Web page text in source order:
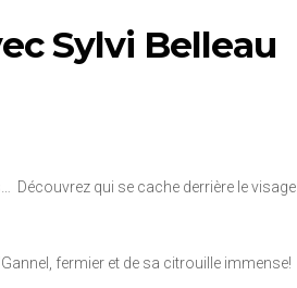
Sylvi Belleau
Découvrez qui se cache derrière le visage
fermier et de sa citrouille immense!